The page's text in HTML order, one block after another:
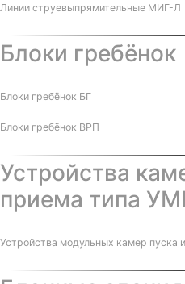
Линии струевыпрямительные МИГ-Л
Блоки гребёнок
Блоки гребёнок БГ
Блоки гребёнок ВРП
Устройства
приема типа
Устройства модульных камер пуска